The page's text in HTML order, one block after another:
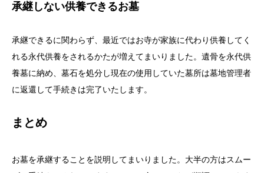
承継しない供養できるお墓
承継できるに関わらず、最近ではお寺が家族に代わり供養してく
れる永代供養をされるかたが増えてまいりました。遺骨を永代供
養墓に納め、墓石を処分し現在の使用していた墓所は墓地管理者
に返還して手続きは完了いたします。
まとめ
お墓を承継することを説明してまいりました。大半の方はスムー